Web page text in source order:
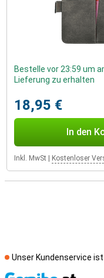
Bestelle vor 23:59 um
Lieferung zu erhalten
18,95 €
In den
Inkl. MwSt Kostenloser
Unser Kundenservice ist